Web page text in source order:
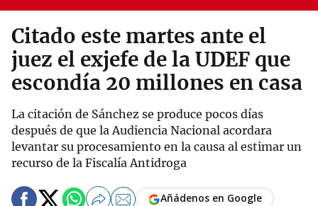
Citado este martes ante el
juez el exjefe de la UDEF que
escondía 20 millones en casa
La citación de Sánchez se produce pocos días
después de que la Audiencia Nacional acordara
levantar su procesamiento en la causa al estimar un
recurso de la Fiscalía Antidroga
Añádenos en Google